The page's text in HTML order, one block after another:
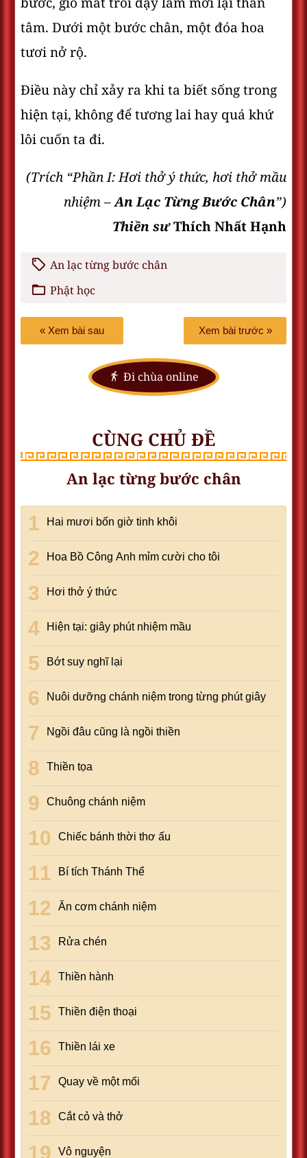
tâm. Dưới một bước chân, một đóa hoa
tươi nở rộ.
Điều này chỉ xảy ra khi ta biết sống trong
hiện tại, không để tương lai hay quá khứ
lôi cuốn ta đi.
(Trích “Phần I: Hơi thở ý thức, hơi thở mầu
nhiệm –An Lạc Từng Bước Chân”)
Thiền sưThích Nhất Hạnh
An lạc từng bước chân
Phật học
« Xem bài sau Xem bài trước »
Đi chùa online
CÙNG CHỦ ĐỀ
An lạc từng bước chân
Hai mươi bốn giờ tinh khôi
Hoa Bồ Công Anh mỉm cười cho tôi
Hơi thở ý thức
Hiện tại: giây phút nhiệm mầu
Bớt suy nghĩ lại
Nuôi dưỡng chánh niệm trong từng phút giây
Ngồi đâu cũng là ngồi thiền
Thiền tọa
Chuông chánh niệm
Chiếc bánh thời thơ ấu
Bí tích Thánh Thể
Ăn cơm chánh niệm
Rửa chén
Thiền hành
Thiền điện thoại
Thiền lái xe
Quay về một mối
Cắt cỏ và thở
Vô nguyện